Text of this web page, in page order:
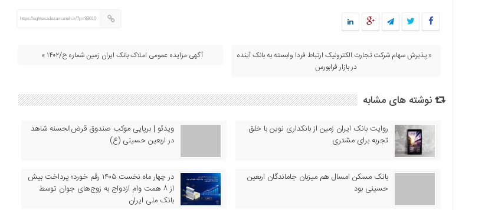
https://eghtesadezamaneh.ir/?p=93010
« پذیرش سهام شرکت تجارت الکترونیک ارتباط فردا وابسته به بانک آینده
در بازار فرابورس
آگهی مزایده عمومی املاک بانک ایران زمین شماره ح/۱۴۰۲ »
نوشته های مشابه
روایت بانک ایران زمین از بانکداری نوین با خلق
تجربه برای مشتری
ویدئو | برپایی موکب صندوق قرض‌الحسنه شاهد
در اربعین حسینی (ع)
بانک مسکن امسال هم میزبان جاماندگان اربعین
حسینی بود
در چهار ماه نخست ۱۴۰۵ رقم خورد؛ پرداخت بیش
از ۸ همت وام ازدواج به زوج‌های جوان توسط
بانک ملی ایران